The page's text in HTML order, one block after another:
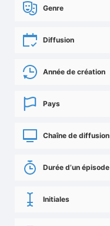
Genre
Diffusion
Année de création
Pays
Chaîne de diffusion
Durée d’un épisode
Initiales